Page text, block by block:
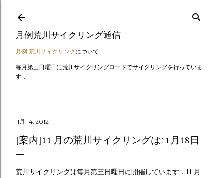
スキップしてメイン コンテンツに移動
月例荒川サイクリング通信
月例 荒川サイクリングについて:
毎月第三日曜日に荒川サイクリングロードでサイクリングを行っていま
す．
11月 14, 2012
[案内]11 月の荒川サイクリングは11月18日
荒川サイクリングは毎月第三日曜日に開催しています．11 月